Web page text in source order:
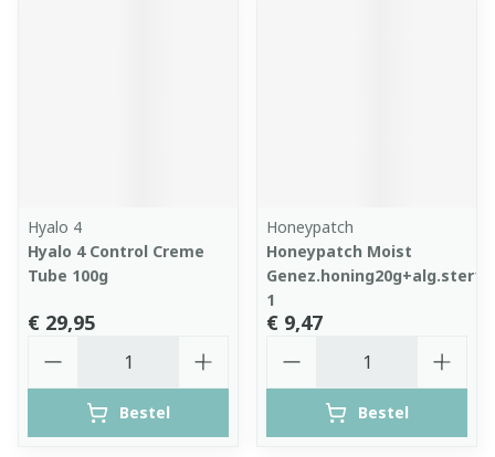
Hyalo 4
Hyalo 4 Control Creme
Tube 100g
€ 29,95
Bestel
Honeypatch
Honeypatch Moist
1
€ 9,47
Bestel